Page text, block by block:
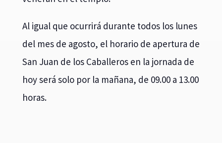
Al igual que ocurrirá durante todos los lunes
del mes de agosto, el horario de apertura de
San Juan de los Caballeros en la jornada de
hoy será solo por la mañana, de 09.00 a 13.00
horas.